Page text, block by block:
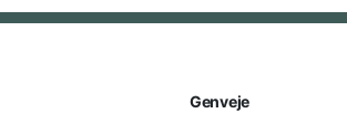
Genveje